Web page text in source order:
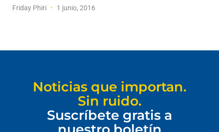
Friday Phiri 1 junio, 2016
Noticias que importan.
Sin ruido.
Suscríbete gratis a